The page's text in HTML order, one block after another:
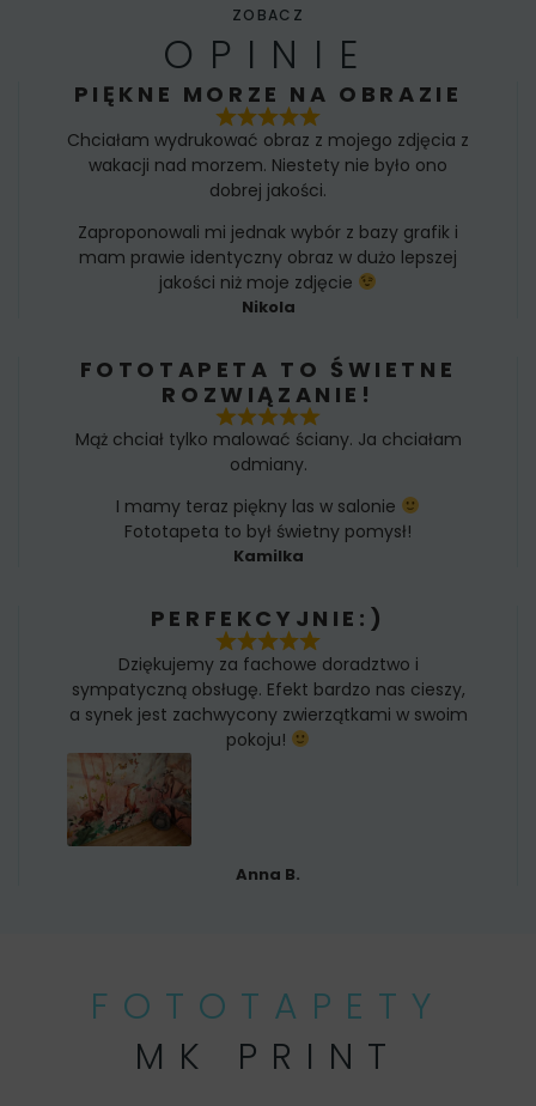
ZOBACZ
OPINIE
PIĘKNE MORZE NA OBRAZIE
Chciałam wydrukować obraz z mojego zdjęcia z
wakacji nad morzem. Niestety nie było ono
dobrej jakości.
Zaproponowali mi jednak wybór z bazy grafik i
mam prawie identyczny obraz w dużo lepszej
jakości niż moje zdjęcie
Nikola
FOTOTAPETA TO ŚWIETNE
ROZWIĄZANIE!
Mąż chciał tylko malować ściany. Ja chciałam
odmiany.
I mamy teraz piękny las w salonie
Fototapeta to był świetny pomysł!
Kamilka
PERFEKCYJNIE:)
Dziękujemy za fachowe doradztwo i
sympatyczną obsługę. Efekt bardzo nas cieszy,
a synek jest zachwycony zwierzątkami w swoim
pokoju!
Anna B.
FOTOTAPETY
MK PRINT